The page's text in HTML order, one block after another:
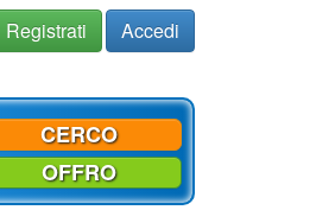
Registrati Accedi
CERCO
OFFRO